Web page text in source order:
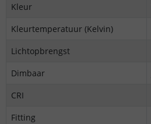
Kleur
Kleurtemperatuur (Kelvin)
Lichtopbrengst
Dimbaar
CRI
Fitting